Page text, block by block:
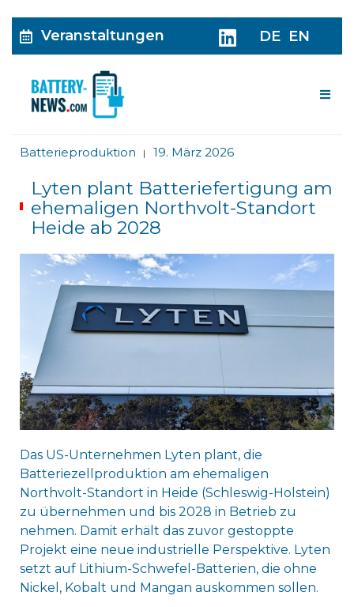
Veranstaltungen DE EN
Batterieproduktion | 19. März 2026
Lyten plant Batteriefertigung am
ehemaligen Northvolt-Standort
Heide ab 2028
Das US-Unternehmen Lyten plant, die
Batteriezellproduktion am ehemaligen
Northvolt-Standort in Heide (Schleswig-Holstein)
zu übernehmen und bis 2028 in Betrieb zu
nehmen. Damit erhält das zuvor gestoppte
Projekt eine neue industrielle Perspektive. Lyten
setzt auf Lithium-Schwefel-Batterien, die ohne
Nickel, Kobalt und Mangan auskommen sollen.